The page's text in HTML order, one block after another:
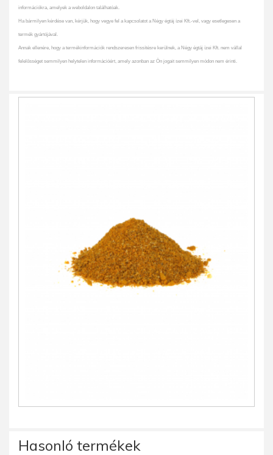
információkra, amelyek a weboldalon találhatóak.
Ha bármilyen kérdése van, kérjük, hogy vegye fel a kapcsolatot a Négy égtáj ízei Kft.-vel, vagy esetlegesen a
termék gyártójával.
Annak ellenére, hogy a termékinformációk rendszeresen frissítésre kerülnek, a Négy égtáj ízei Kft. nem vállal
felelősséget semmilyen helytelen információért, amely azonban az Ön jogait semmilyen módon nem érinti.
Hasonló termékek